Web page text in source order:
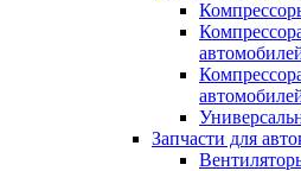
Запчасти для